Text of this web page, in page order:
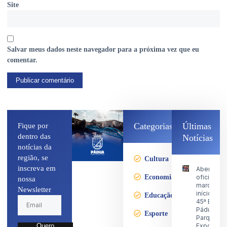
Site
Salvar meus dados neste navegador para a próxima vez que eu
comentar.
Fique por
dentro das
notícias da
região, se
inscreva em
nossa
Newsletter
Categorias
Cultura
Economia
Educação
Esporte
Últimas
Notícias
Abertura
oficial
marca o
início da
45ª Expo
Pádua no
Parque de